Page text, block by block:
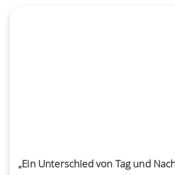
„Ein Unterschied von Tag und